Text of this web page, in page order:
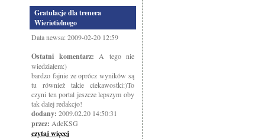
Gratulacje dla trenera
Wierietielnego
Data newsa: 2009-02-20 12:59
Ostatni komentarz: A tego nie
wiedziałem:)
bardzo fajnie ze oprócz wyników są
tu również takie ciekawostki:)To
czyni ten portal jeszcze lepszym oby
tak dalej redakcjo!
dodany: 2009.02.20 14:50:31
przez: AdeKSG
czytaj więcej